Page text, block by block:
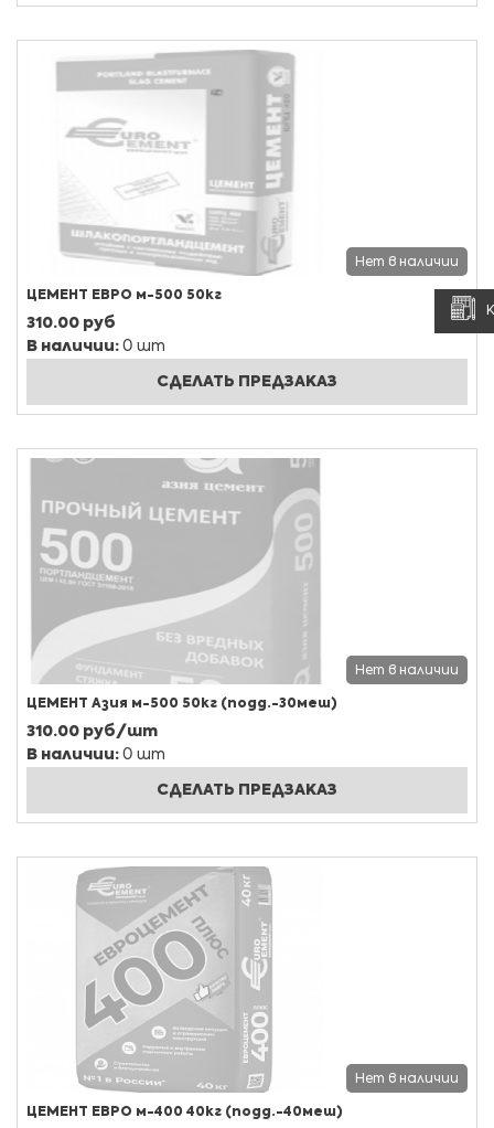
Нет в наличии
ЦЕМЕНТ ЕВРО м-500 50кг
310.00 руб
В наличии: 0 шт
СДЕЛАТЬ ПРЕДЗАКАЗ
Нет в наличии
ЦЕМЕНТ Азия м-500 50кг (подд.-30меш)
310.00 руб/шт
В наличии: 0 шт
СДЕЛАТЬ ПРЕДЗАКАЗ
Нет в наличии
ЦЕМЕНТ ЕВРО м-400 40кг (подд.-40меш)